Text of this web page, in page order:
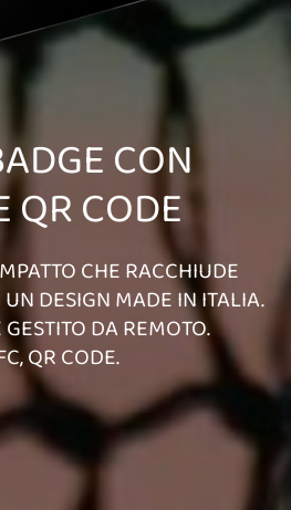
CON
QR CODE
CHE RACCHIUDE
DESIGN MADE IN ITALIA.
DA REMOTO.
QR CODE.